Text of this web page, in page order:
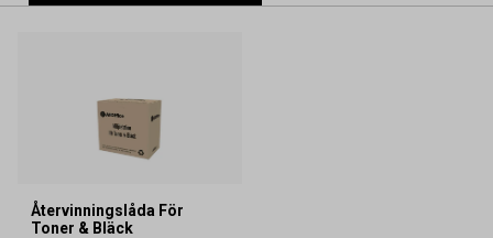
Återvinningslåda För
Toner & Bläck